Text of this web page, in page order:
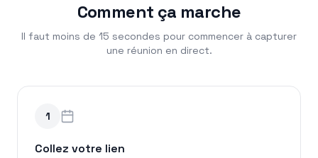
Comment ça marche
Il faut moins de 15 secondes pour commencer à capturer
une réunion en direct.
1
Collez votre lien